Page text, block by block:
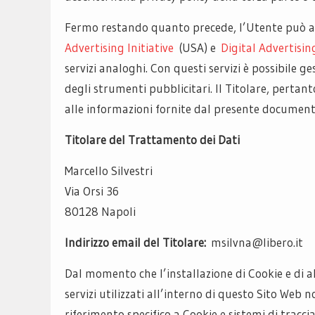
Fermo restando quanto precede, l’Utente
Advertising Initiative (USA) e Digital
servizi analoghi. Con questi servizi è possibile
degli strumenti pubblicitari. Il Titolare,
alle informazioni fornite dal presente
Titolare del Trattamento dei Dati
Marcello Silvestri
Via Orsi 36
80128 Napoli
Indirizzo email del Titolare: msilvna@libero.it
Dal momento che l’installazione di Cookie e
servizi utilizzati all’interno di questo Sito Web